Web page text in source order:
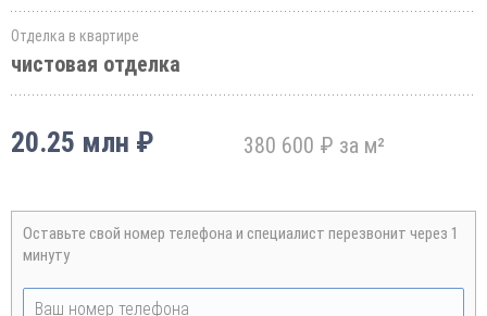
Отделка в квартире
чистовая отделка
20.25 млн ₽ 380 600 ₽ за м²
Оставьте свой номер телефона и специалист перезвонит через 1
минуту